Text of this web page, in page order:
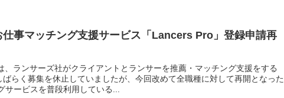
仕事マッチング支援サービス「Lancers Pro」登録申請再
、ランサーズ社がクライアントとランサーを推薦・マッチング支援をする
らく募集を休止していましたが、今回改めて全職種に対して再開となった
サービスを普段利用している...